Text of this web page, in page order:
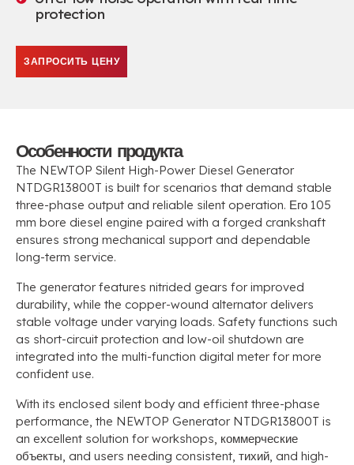
protection
ЗАПРОСИТЬ ЦЕНУ
Особенности продукта
The NEWTOP Silent High-Power Diesel Generator
NTDGR13800T is built for scenarios that demand stable
three-phase output and reliable silent operation. Его 105
mm bore diesel engine paired with a forged crankshaft
ensures strong mechanical support and dependable
long-term service.
The generator features nitrided gears for improved
durability, while the copper-wound alternator delivers
stable voltage under varying loads. Safety functions such
as short-circuit protection and low-oil shutdown are
integrated into the multi-function digital meter for more
confident use.
With its enclosed silent body and efficient three-phase
performance, the NEWTOP Generator NTDGR13800T is
an excellent solution for workshops, коммерческие
объекты, and users needing consistent, тихий, and high-